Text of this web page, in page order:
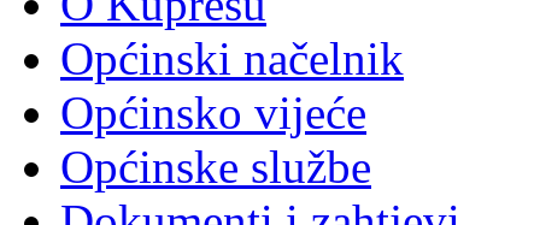
Općinski načelnik
Općinsko vijeće
Općinske službe